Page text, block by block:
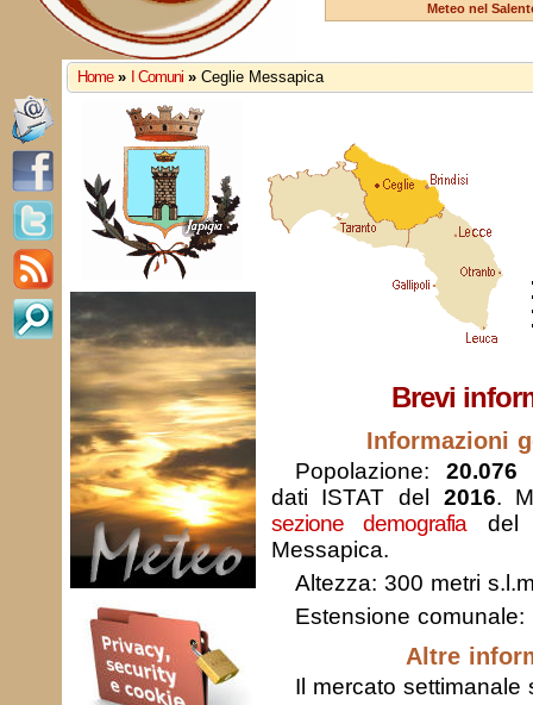
Meteo nel
Home » I Comuni » Ceglie Messapica
Brevi
Informazioni
Popolazione: 20.076
dati ISTAT del 2016.
sezione demografia del
Messapica.
Altezza: 300 metri
Estensione comunale:
Altre
Il mercato